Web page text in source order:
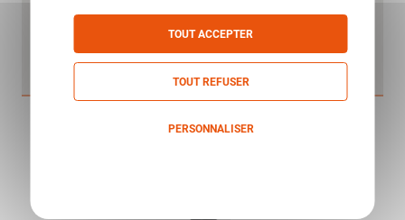
TOUT ACCEPTER
TOUT REFUSER
PERSONNALISER